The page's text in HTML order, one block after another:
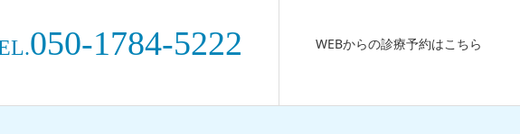
050-1784-5222 WEBからの診療予約はこちら